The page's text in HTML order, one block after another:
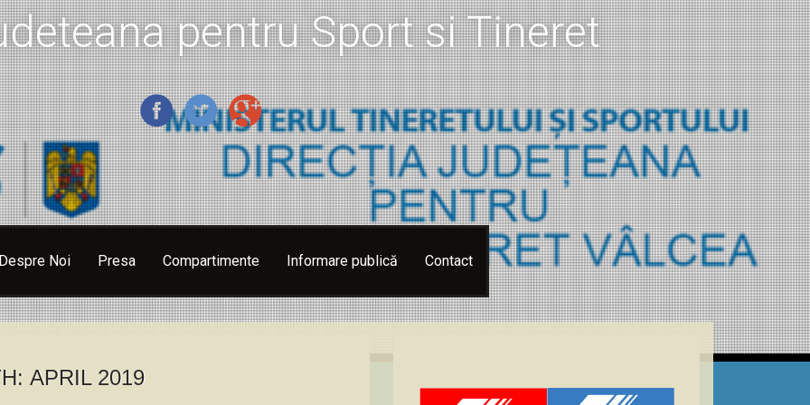
pentru Sport si Tineret
Despre Noi Presa Compartimente Informare publică Contact
APRIL 2019